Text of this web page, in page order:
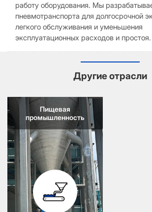
работу оборудования. Мы
пневмотранспорта для долгосрочной
легкого обслуживания и уменьшения
эксплуатационных расходов и простоя.
Другие отрасли
Пищевая
промышленность